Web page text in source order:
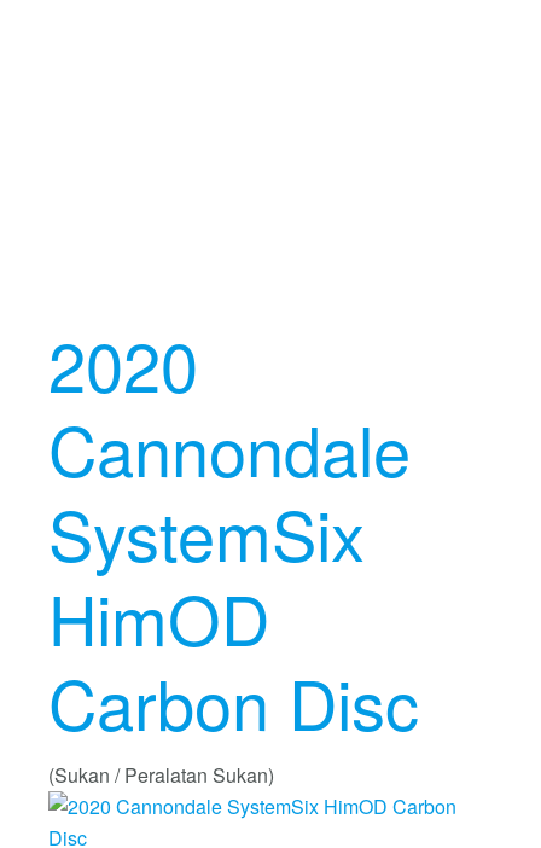
2020
Cannondale
SystemSix
HimOD
Carbon Disc
(Sukan / Peralatan Sukan)